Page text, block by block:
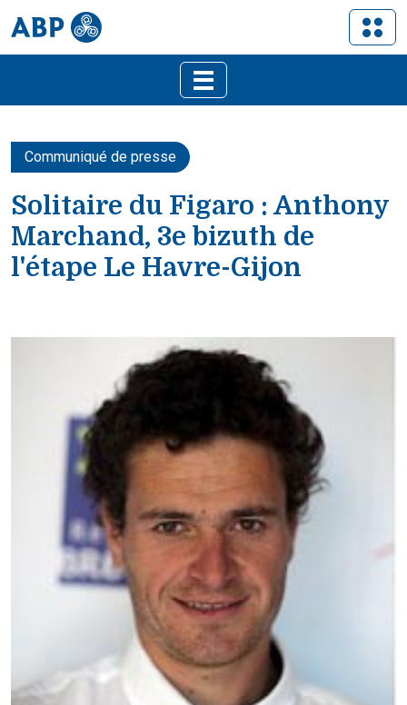
Communiqué de presse
Solitaire du Figaro : Anthony
Marchand, 3e bizuth de
l'étape Le Havre-Gijon